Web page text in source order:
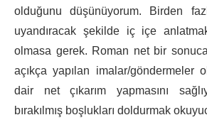
olduğunu düşünüyorum. Birden
uyandıracak şekilde iç içe
olmasa gerek. Roman net bir
açıkça yapılan imalar/göndermeler
dair net çıkarım yapmasını
bırakılmış boşlukları doldurmak